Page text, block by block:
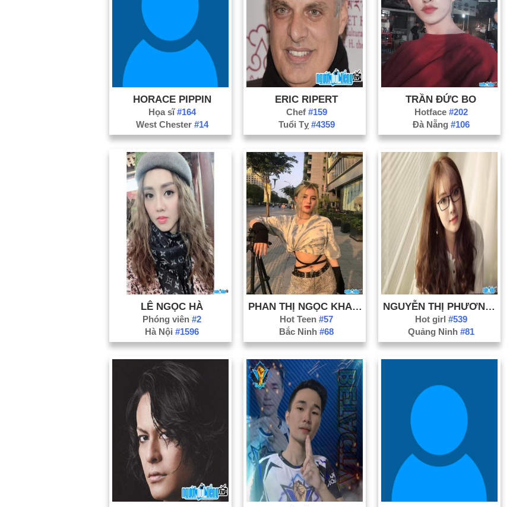
HORACE PIPPIN
Họa sĩ#164
West Chester #14
ERIC RIPERT
Chef #159
Tuổi Tỵ #4359
TRẦN ĐỨC BO
Hotface #202
Đà Nẵng #106
LÊ NGỌC HÀ
Phóng viên#2
Hà Nội#1596
Hot Teen#57
Bắc Ninh#68
NGUYỄN THỊ PHƯƠNG THẢO
Hot girl #539
Quảng Ninh #81